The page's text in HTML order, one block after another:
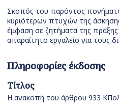
Σκοπός του παρόντος
κυριότερων πτυχών της
έμφαση σε ζητήματα της
απαραίτητο εργαλείο για τους
Πληροφορίες έκδοσης
Τίτλος
Η ανακοπή του άρθρου 933